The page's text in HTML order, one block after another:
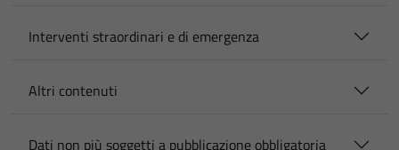
Interventi straordinari e di emergenza
Altri contenuti
Dati non più soggetti a pubblicazione obbligatoria